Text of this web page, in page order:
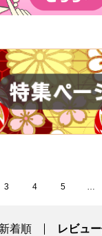
3 4 5
新着順
レビュ